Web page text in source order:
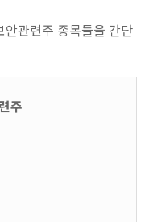
관련주 종목들을 간단
주